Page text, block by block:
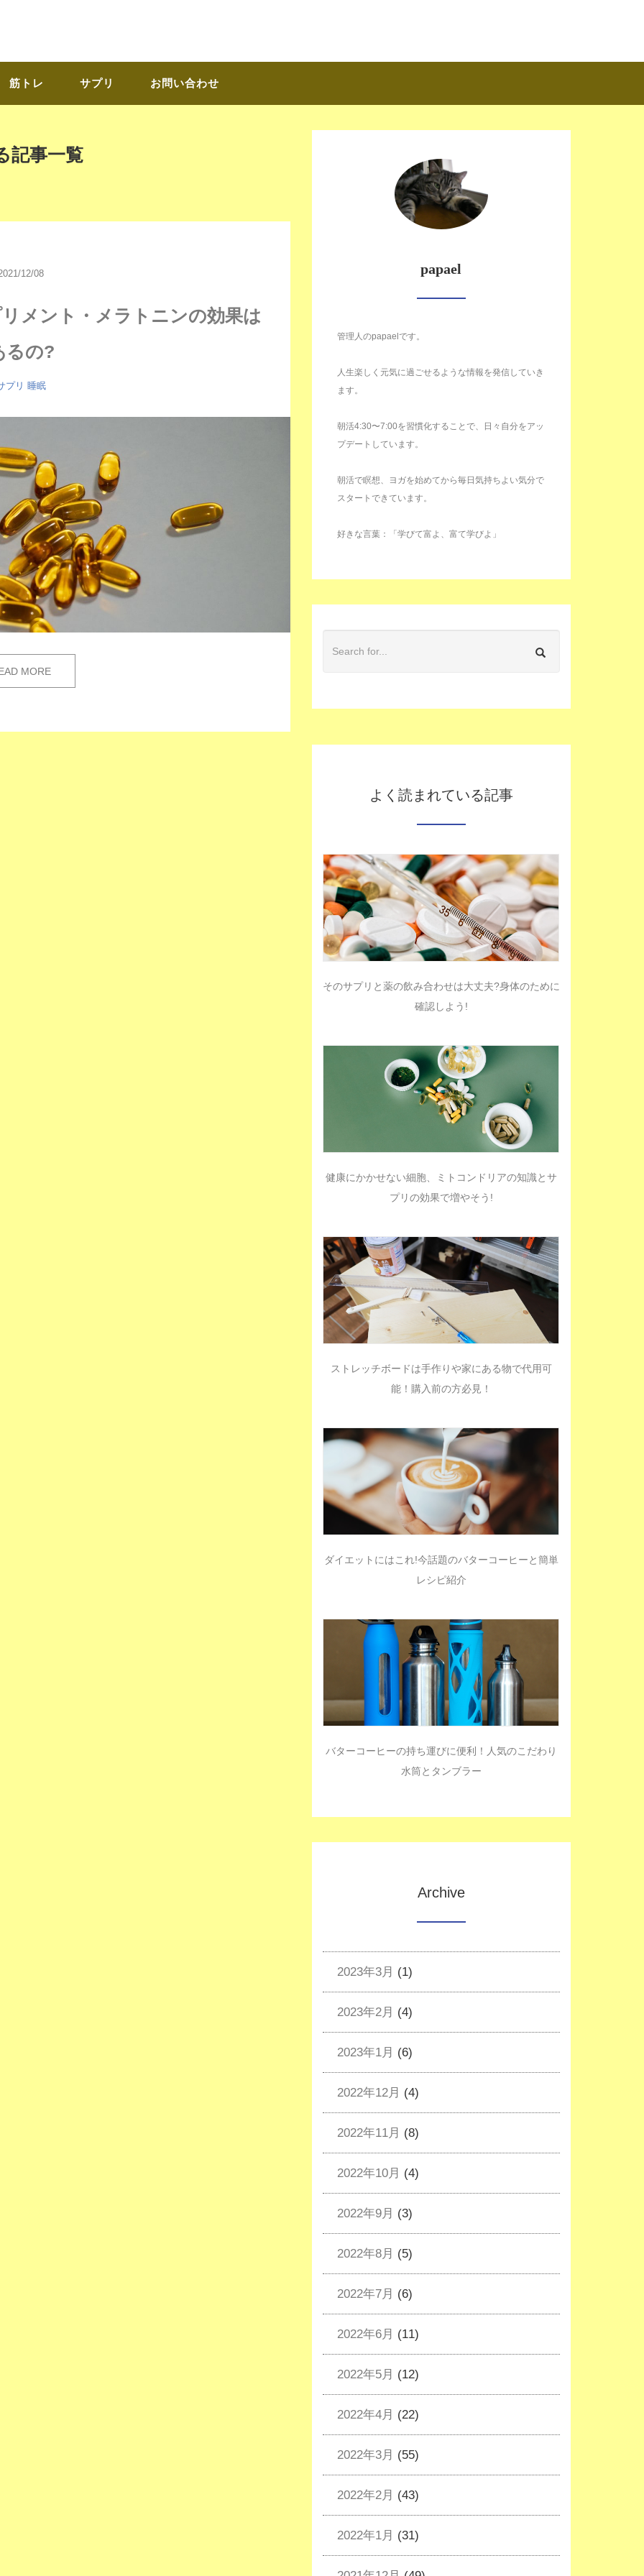
筋トレ サプリ お問い合わせ
記事一覧
12/08
メント・メラトニンの効果は
るの?
プリ 睡眠
MORE
papael
管理人のpapaelです。
人生楽しく元気に過ごせるような情報を発信していき
ます。
朝活4:30〜7:00を習慣化することで、日々自分をアッ
プデートしています。
朝活で瞑想、ヨガを始めてから毎日気持ちよい気分で
スタートできています。
好きな言葉：「学びて富よ、富て学びよ」
よく読まれている記事
そのサプリと薬の飲み合わせは大丈夫?身体のために
確認しよう!
健康にかかせない細胞、ミトコンドリアの知識とサ
プリの効果で増やそう!
ストレッチボードは手作りや家にある物で代用可
能！購入前の方必見！
ダイエットにはこれ!今話題のバターコーヒーと簡単
レシピ紹介
バターコーヒーの持ち運びに便利！人気のこだわり
水筒とタンブラー
Archive
2023年3月 (1)
2023年2月 (4)
2023年1月 (6)
2022年12月 (4)
2022年11月 (8)
2022年10月 (4)
2022年9月 (3)
2022年8月 (5)
2022年7月 (6)
2022年6月 (11)
2022年5月 (12)
2022年4月 (22)
2022年3月 (55)
2022年2月 (43)
2022年1月 (31)